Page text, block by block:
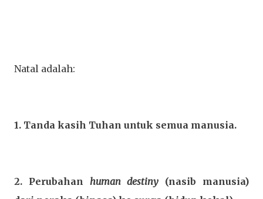
Natal adalah:
1. Tanda kasih Tuhan untuk semua manusia.
2. Perubahan human destiny (nasib manusia)